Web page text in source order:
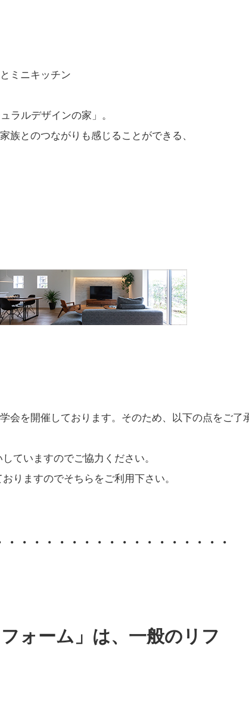
ミニキッチン
ラルデザインの家」。
族とのつながりも感じることができる、
会を開催しております。そのため、以下の点をご了
ていますのでご協力ください。
りますのでそちらをご利用下さい。
・・・・・・・・・・・・・・・・・
ォーム」は、一般のリフ